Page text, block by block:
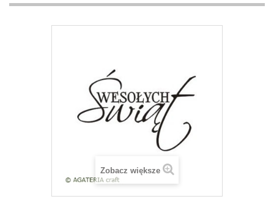
Zobacz większe